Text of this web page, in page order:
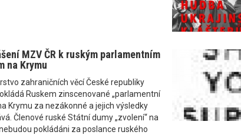
MZV ČR k ruským parlamentním
na Krymu
zahraničních věcí České republiky
Ruskem zinscenované „parlamentní
Krymu za nezákonné a jejich výsledky
Členové ruské Státní dumy „zvolení“ na
pokládáni za poslance ruského